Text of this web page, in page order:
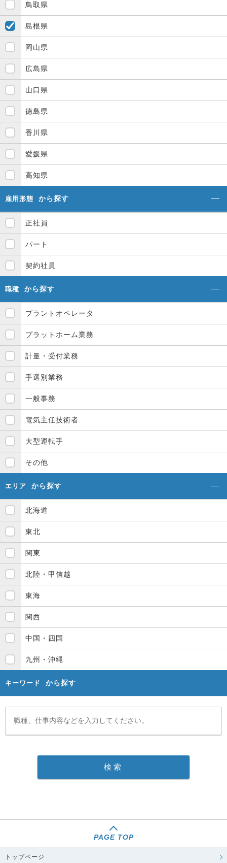
鳥取県
島根県
岡山県
広島県
山口県
徳島県
香川県
愛媛県
高知県
雇用形態 から探す
正社員
パート
契約社員
職種 から探す
プラントオペレータ
プラットホーム業務
計量・受付業務
手選別業務
一般事務
電気主任技術者
大型運転手
その他
エリア から探す
北海道
東北
関東
北陸・甲信越
東海
関西
中国・四国
九州・沖縄
キーワード から探す
PAGE TOP
トップページ